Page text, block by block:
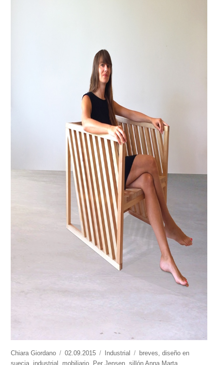
https://www.experimenta.es/author/chiara-
giordano/
Chiara Giordano
Publicado
el
02.09.2015 Categorías
Industrial Etiquetas
breves ,diseño en
suecia industrial mobiliario Per Jensen ,sillón Anna Marta